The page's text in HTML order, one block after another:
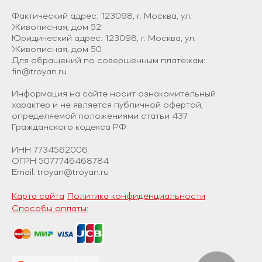
Фактический адрес: 123098, г. Москва, ул.
Живописная, дом 52
Юридический адрес: 123098, г. Москва, ул.
Живописная, дом 50
Для обращений по совершенным платежам:
fin@troyan.ru
Информация на сайте носит ознакомительный
характер и не является публичной офертой,
определяемой положениями статьи 437
Гражданского кодекса РФ
ИНН 7734562006
ОГРН 5077746468784
Email: troyan@troyan.ru
Карта сайта Политика конфиденциальности
Способы оплаты: